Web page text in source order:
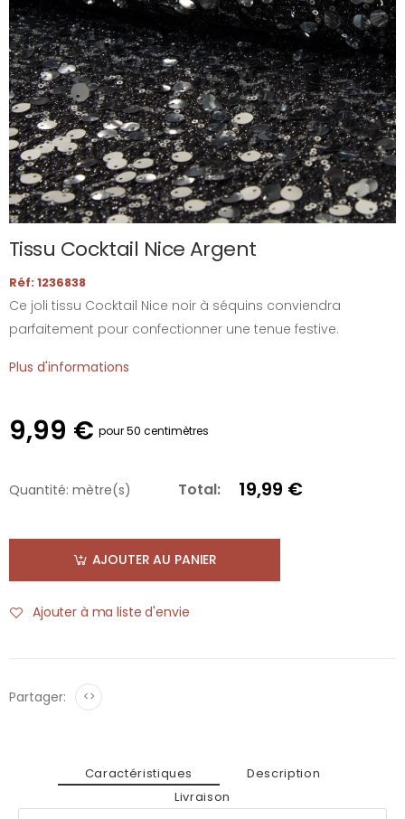
Tissu Cocktail Nice Argent
Réf: 1236838
Ce joli tissu Cocktail Nice noir à séquins conviendra
parfaitement pour confectionner une tenue festive.
Plus d'informations
9,99 € pour 50 centimètres
Quantité: mètre(s) Total: 19,99 €
AJOUTER AU PANIER
Ajouter à ma liste d'envie
Partager: <>
Caractéristiques
Description
Livraison